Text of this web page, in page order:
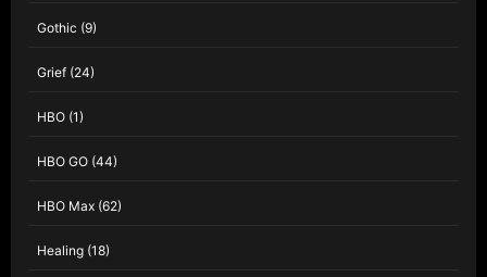
Gothic (9)
Grief (24)
HBO (1)
HBO GO (44)
HBO Max (62)
Healing (18)